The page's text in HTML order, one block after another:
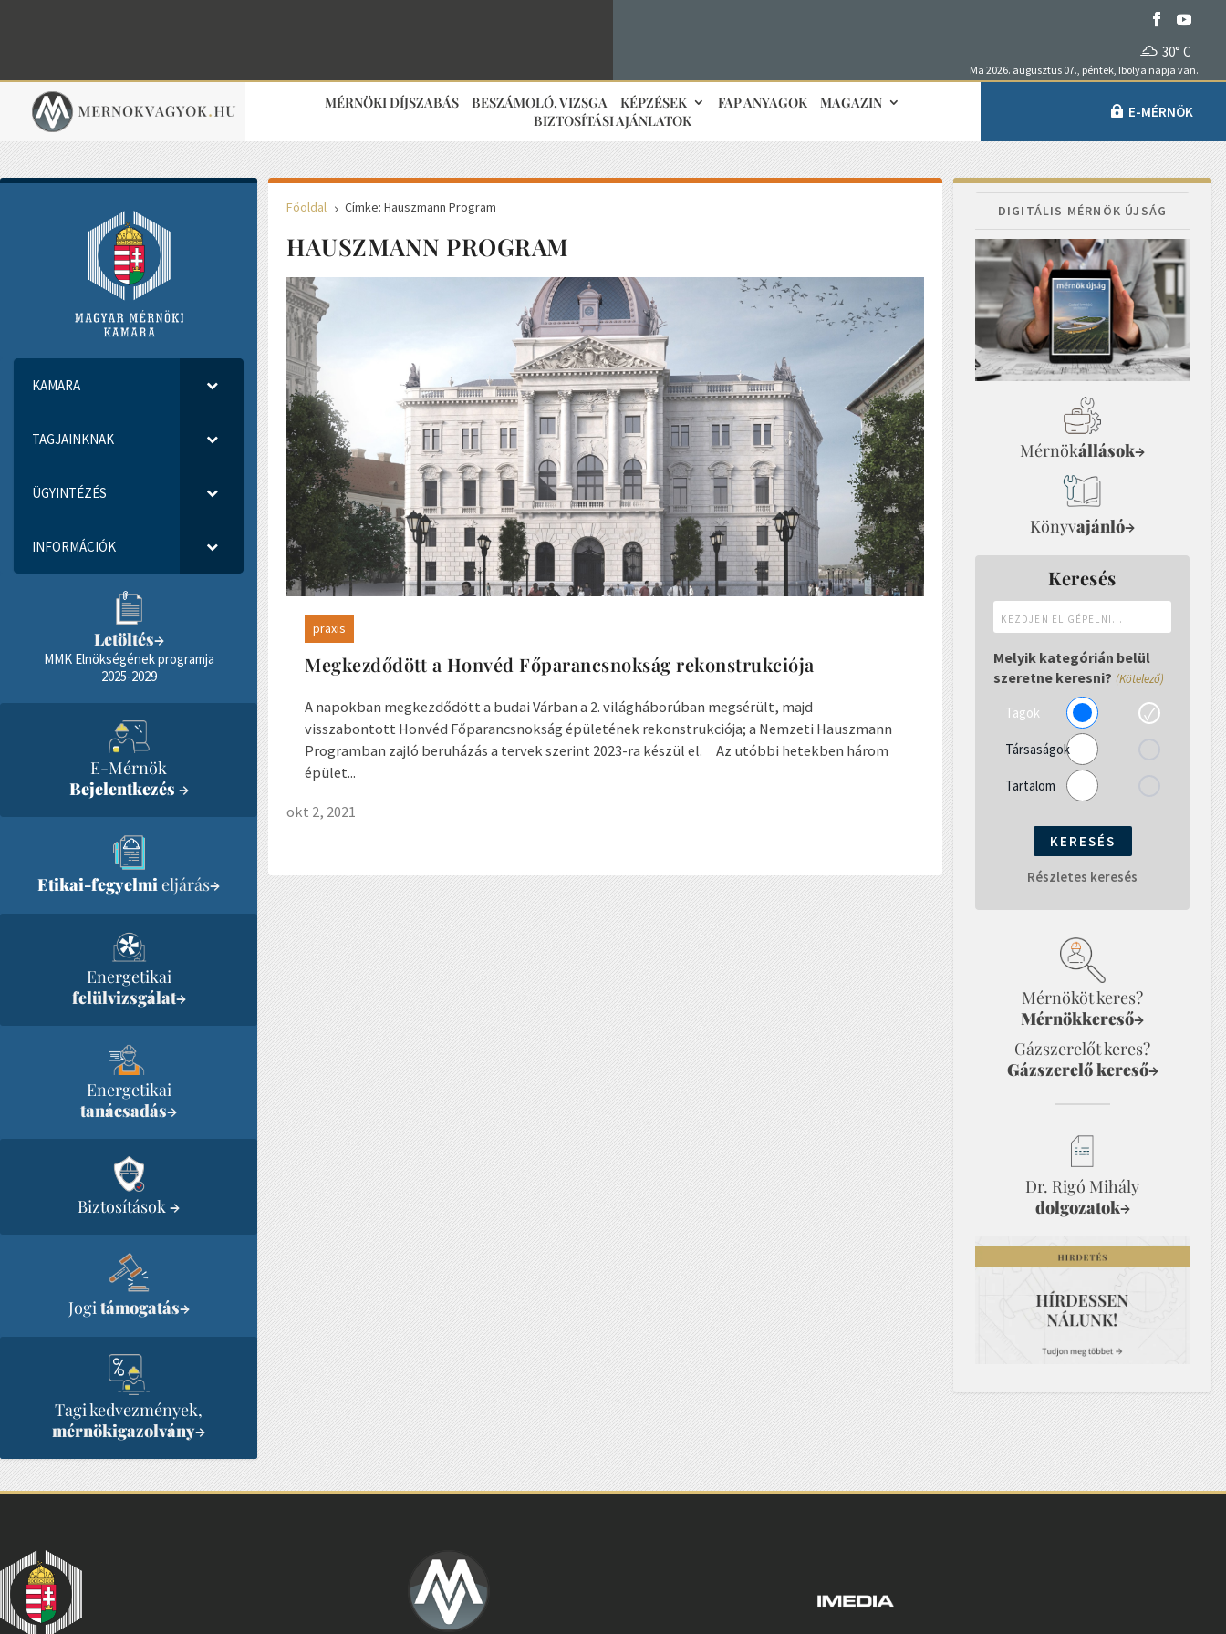
30° C
Ma 2026. augusztus 07., péntek, Ibolya napja van.
MÉRNÖKI DÍJSZABÁS BESZÁMOLÓ, VIZSGA KÉPZÉSEK FAP ANYAGOK
MAGAZIN
BIZTOSÍTÁSI AJÁNLATOK
E-MÉRNÖK
KAMARA
TAGJAINKNAK
ÜGYINTÉZÉS
INFORMÁCIÓK
Letöltés→
MMK Elnökségének programja
2025-2029
E-Mérnök
Bejelentkezés →
Etikai-fegyelmieljárás→
Energetikai
felülvizsgálat→
Energetikai
tanácsadás→
Biztosítások→
Jogitámogatás→
Tagi kedvezmények,
mérnökigazolvány→
Főoldal 5 Címke: Hauszmann Program
HAUSZMANN PROGRAM
praxis
Megkezdődött a Honvéd Főparancsnokság rekonstrukciója
A napokban megkezdődött a budai Várban a 2. világháborúban megsérült, majd
visszabontott Honvéd Főparancsnokság épületének rekonstrukciója; a Nemzeti Hauszmann
Programban zajló beruházás a tervek szerint 2023-ra készül el. Az utóbbi hetekben három
épület...
okt 2, 2021
DIGITÁLIS MÉRNÖK ÚJSÁG
Mérnökállások→
Könyvajánló→
Keresés
el
gépelni...
Melyik kategórián belül
szeretne keresni? (Kötelező)
Tagok
Társaságok
Tartalom
Részletes keresés
Mérnököt keres?
Mérnökkereső→
Gázszerelőt keres?
Gázszerelő kereső→
Dr. Rigó Mihály
dolgozatok→